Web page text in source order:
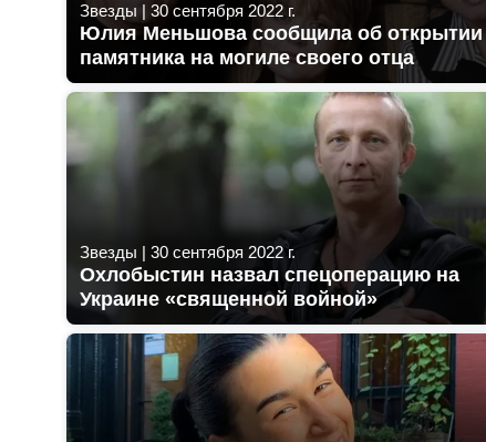
Звезды | 30 сентября 2022 г.
Юлия Меньшова сообщила об открытии
памятника на могиле своего отца
Звезды | 30 сентября 2022 г.
Охлобыстин назвал спецоперацию на
Украине «священной войной»